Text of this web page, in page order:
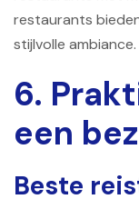
restaurants
stijlvolle ambiance.
6.
een
Beste